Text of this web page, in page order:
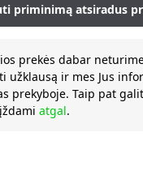
prekės dabar
užklausą ir mes Jus
prekyboje. Taip pat
atgal.